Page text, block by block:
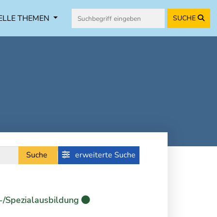
THEMEN SUCHE
Suche erweiterte Suche
Spezialausbildung